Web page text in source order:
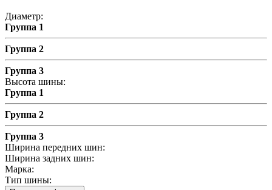
Диаметр:
Группа 1
Группа 2
Группа 3
Высота шины:
Группа 1
Группа 2
Группа 3
Ширина передних шин:
Ширина задних шин:
Марка:
Тип шины: